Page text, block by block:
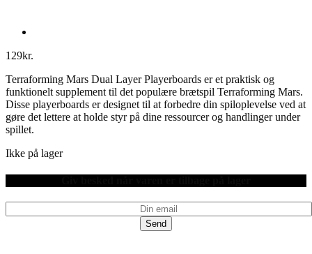
129kr.
Terraforming Mars Dual Layer Playerboards er et praktisk og
funktionelt supplement til det populære brætspil Terraforming Mars.
Disse playerboards er designet til at forbedre din spiloplevelse ved at
gøre det lettere at holde styr på dine ressourcer og handlinger under
spillet.
Ikke på lager
Send